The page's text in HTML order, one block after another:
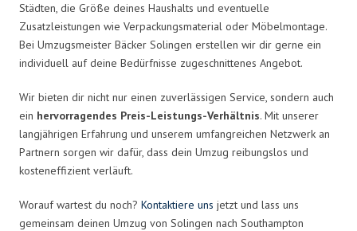
Städten, die Größe deines Haushalts und eventuelle
Zusatzleistungen wie Verpackungsmaterial oder Möbelmontage.
Bei Umzugsmeister Bäcker Solingen erstellen wir dir gerne ein
individuell auf deine Bedürfnisse zugeschnittenes Angebot.
Wir bieten dir nicht nur einen zuverlässigen Service, sondern auch
ein hervorragendes Preis-Leistungs-Verhältnis. Mit unserer
langjährigen Erfahrung und unserem umfangreichen Netzwerk an
Partnern sorgen wir dafür, dass dein Umzug reibungslos und
kosteneffizient verläuft.
Worauf wartest du noch? Kontaktiere uns jetzt und lass uns
gemeinsam deinen Umzug von Solingen nach Southampton